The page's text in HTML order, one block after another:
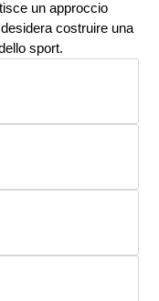
un approccio
costruire una
sport.